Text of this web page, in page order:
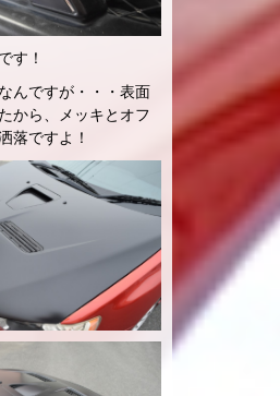
す！
んですが・・・表面
から、メッキとオフ
落ですよ！